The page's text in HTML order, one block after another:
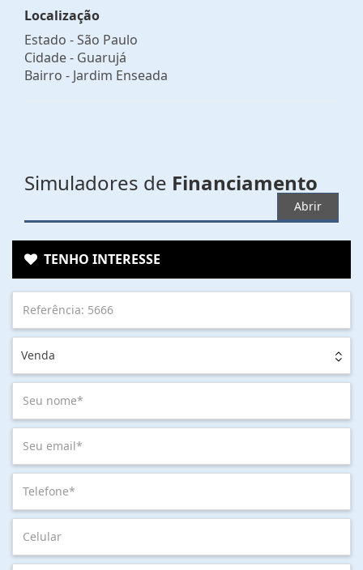
Localização
Estado -São Paulo
Cidade - Guarujá
Bairro - Jardim Enseada
Simuladores de Financiamento
Abrir
TENHO INTERESSE
Venda